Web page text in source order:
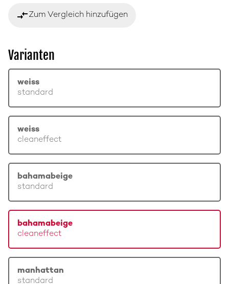
compare_arrowsZum Vergleich hinzufügen
Varianten
weiss
standard
weiss
cleaneffect
bahamabeige
standard
bahamabeige
cleaneffect
manhattan
standard